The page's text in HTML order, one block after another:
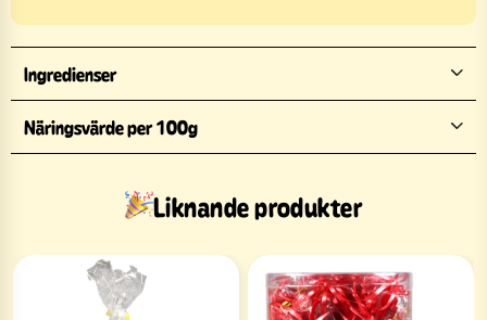
Ingredienser
Näringsvärde per 100g
Liknande produkter